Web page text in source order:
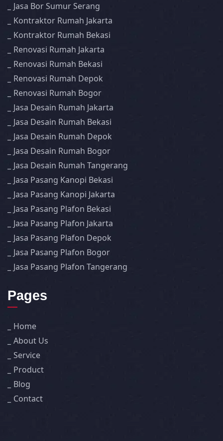
Jasa Bor Sumur Serang
Kontraktor Rumah Jakarta
Kontraktor Rumah Bekasi
Renovasi Rumah Jakarta
Renovasi Rumah Bekasi
Renovasi Rumah Depok
Renovasi Rumah Bogor
Jasa Desain Rumah Jakarta
Jasa Desain Rumah Bekasi
Jasa Desain Rumah Depok
Jasa Desain Rumah Bogor
Jasa Desain Rumah Tangerang
Jasa Pasang Kanopi Bekasi
Jasa Pasang Kanopi Jakarta
Jasa Pasang Plafon Bekasi
Jasa Pasang Plafon Jakarta
Jasa Pasang Plafon Depok
Jasa Pasang Plafon Bogor
Jasa Pasang Plafon Tangerang
Pages
Home
About Us
Service
Product
Blog
Contact